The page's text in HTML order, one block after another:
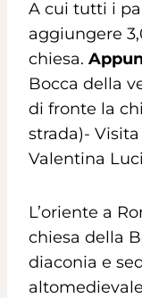
A cui tutti i
aggiungere
chiesa.
Bocca della
di fronte la
strada)-
Valentina
L’oriente a
chiesa della
diaconia e